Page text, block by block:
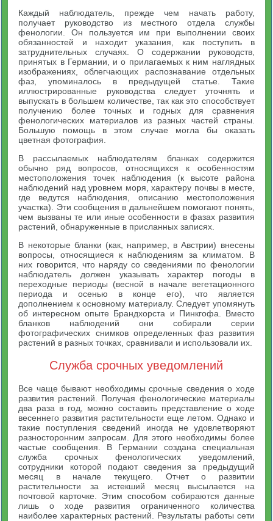
Каждый наблюдатель, прежде чем начать работу,
получает руководство из местного отдела службы
фенологии. Он пользуется им при выполнении своих
обязанностей и находит указания, как поступить в
затруднительных случаях. О содержании руководств,
принятых в Германии, и о прилагаемых к ним наглядных
изображениях, облегчающих распознавание отдельных
фаз, упоминалось в предыдущей статье. Такие
иллюстрированные руководства следует уточнять и
выпускать в большем количестве, так как это способствует
получению более точных и годных для сравнения
фенологических материалов из разных частей страны.
Большую помощь в этом случае могла бы оказать
цветная фотография.
В рассылаемых наблюдателям бланках содержится
обычно ряд вопросов, относящихся к особенностям
местоположения точек наблюдения (к высоте района
наблюдений над уровнем моря, характеру почвы в месте,
где ведутся наблюдения, описанию местоположения
участка). Эти сообщения в дальнейшем помогают понять,
чем вызваны те или иные особенности в фазах развития
растений, обнаруженные в присланных записях.
В некоторые бланки (как, например, в Австрии) внесены
вопросы, относящиеся к наблюдениям за климатом. В
них говорится, что наряду со сведениями по фенологии
наблюдатель должен указывать характер погоды в
переходные периоды (весной в начале вегетационного
периода и осенью в конце его), что является
дополнением к основному материалу. Следует упомянуть
об интересном опыте Брандхорста и Пинкгофа. Вместо
бланков наблюдений они собирали серии
фотографических снимков определенных фаз развития
растений в разных точках, сравнивали и использовали их.
Служба срочных уведомлений
Все чаще бывают необходимы срочные сведения о ходе
развития растений. Получая фенологические материалы
два раза в год, можно составить представление о ходе
весеннего развития растительности еще летом. Однако и
такие поступления сведений иногда не удовлетворяют
разносторонним запросам. Для этого необходимы более
частые сообщения. В Германии создана специальная
служба срочных фенологических уведомлений,
сотрудники которой подают сведения за предыдущий
месяц в начале текущего. Отчет о развитии
растительности за истекший месяц высылается на
почтовой карточке. Этим способом собираются данные
лишь о ходе развития ограниченного количества
наиболее характерных растений. Результаты работы сети